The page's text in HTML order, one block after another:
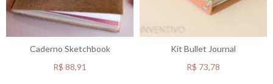
Caderno Sketchbook
R$ 88,91
Kit Bullet Journal
R$ 73,78